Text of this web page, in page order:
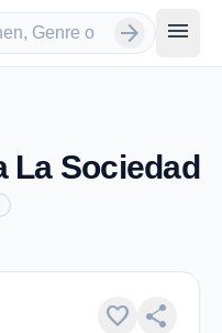
arrow_forward menu
La Sociedad
favorite share